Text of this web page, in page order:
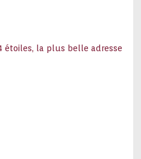
étoiles, la plus belle adresse